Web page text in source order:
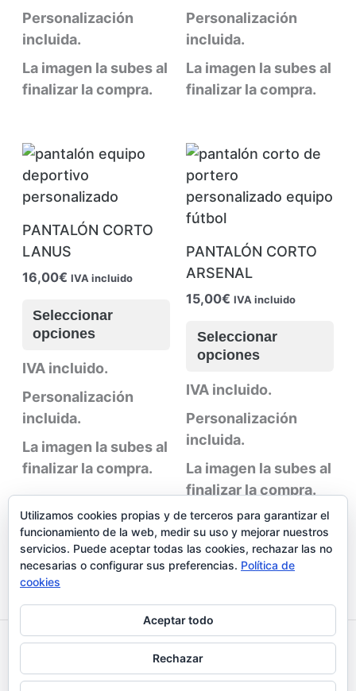
variantes.
Las
pueden
página
producto
Personalización
incluida.
La imagen la subes al
finalizar la compra.
Personalización
incluida.
La imagen la subes al
finalizar la compra.
PANTALÓN CORTO
LANUS
16,00€ IVA incluido
Seleccionar
opciones
Este
tiene
múltiples
variantes.
Las
opciones
pueden
elegir
en
la
página
producto
IVA incluido.
Personalización
incluida.
La imagen la subes al
finalizar la compra.
PANTALÓN CORTO
ARSENAL
15,00€ IVA incluido
Seleccionar
opciones
de
IVA incluido.
Personalización
incluida.
La imagen la subes al
finalizar la compra.
Aviso legal y Politica de privacidad
Política de cookies
Utilizamos cookies propias y de terceros para garantizar el
funcionamiento de la web, medir su uso y mejorar nuestros
servicios. Puede aceptar todas las cookies, rechazar las no
necesarias o configurar sus preferencias. Política de
cookies
Aceptar todo
Rechazar